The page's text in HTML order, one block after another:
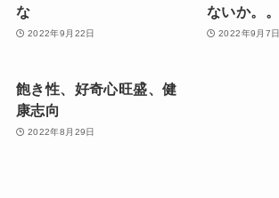
な
2022年9月22日
ないか。。
2022年9月7日
飽き性、好奇心旺盛、健
康志向
2022年8月29日